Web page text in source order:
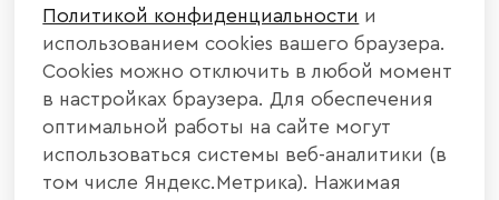
КАТАЛОГ МЕБЕЛИ
ИНФОРМАЦИЯ
НАШИ КОНТАКТЫ
Политикой конфиденциальности и
использованием cookies вашего браузера.
Cookies можно отключить в любой момент
в настройках браузера. Для обеспечения
оптимальной работы на сайте могут
использоваться системы веб-аналитики (в
том числе Яндекс.Метрика). Нажимая